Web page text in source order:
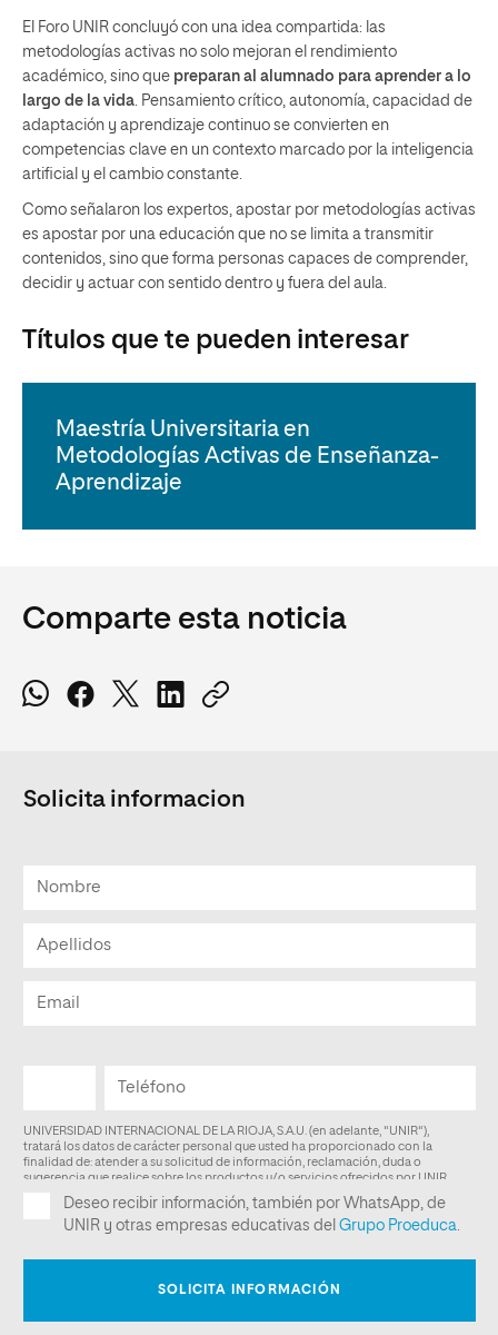
El Foro UNIR concluyó con una idea compartida: las
metodologías activas no solo mejoran el rendimiento
académico, sino que preparan al alumnado para aprender a lo
largo de la vida . Pensamiento crítico, autonomía, capacidad de
adaptación y aprendizaje continuo se convierten en
competencias clave en un contexto marcado por la inteligencia
artificial y el cambio constante.
Como señalaron los expertos, apostar por metodologías activas
es apostar por una educación que no se limita a transmitir
contenidos, sino que forma personas capaces de comprender,
decidir y actuar con sentido dentro y fuera del aula.
Títulos que te pueden interesar
Maestría Universitaria en
Metodologías Activas de Enseñanza-
Aprendizaje
Comparte esta noticia
Solicita informacion